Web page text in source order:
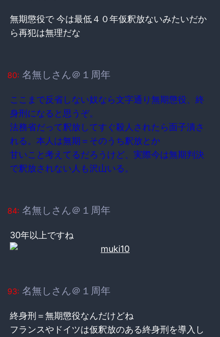
無期懲役で 今は最低４０年仮釈放ないみたいだか
ら再犯は無理だな
80: 名無しさん＠１周年
ここまで反省しない奴なら文字通り無期懲役、終
身刑になると思うぞ。
法務省だって釈放してすぐ殺人されたら面子潰さ
れる。本人は無期＝そのうち釈放とか
甘いこと考えてるだろうけど、実際今は無期判決
で釈放されない人も沢山いる。
84: 名無しさん＠１周年
30年以上ですね
93: 名無しさん＠１周年
終身刑＝無期懲役なんだけどね
フランスやドイツは仮釈放のある終身刑を導入し